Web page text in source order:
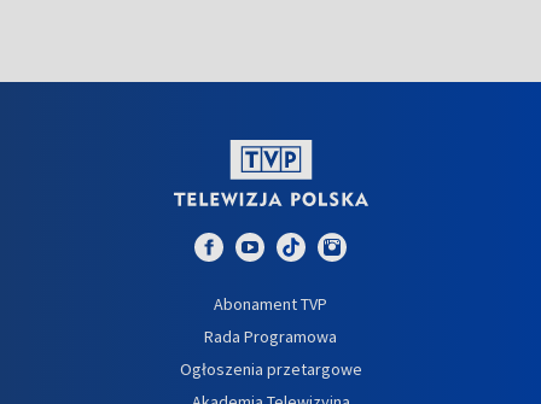
Abonament TVP
Rada Programowa
Ogłoszenia przetargowe